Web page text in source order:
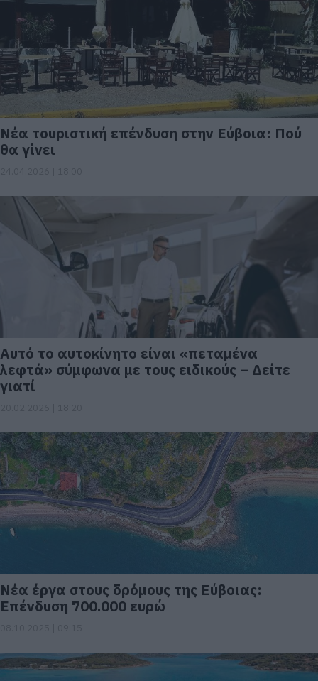
Νέα τουριστική επένδυση στην Εύβοια: Πού
θα γίνει
Αυτό το αυτοκίνητο είναι «πεταμένα
λεφτά» σύμφωνα με τους ειδικούς – Δείτε
γιατί
Νέα έργα στους δρόμους της Εύβοιας:
Επένδυση 700.000 ευρώ